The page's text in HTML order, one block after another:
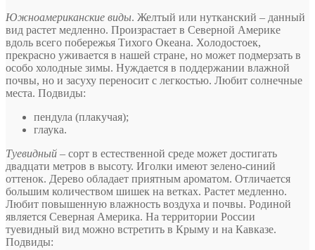
Южноамериканские виды. Желтый или нутканский – данный
вид растет медленно. Произрастает в Северной Америке
вдоль всего побережья Тихого Океана. Холодостоек,
прекрасно уживается в нашей стране, но может подмерзать в
особо холодные зимы. Нуждается в поддержании влажной
почвы, но и засуху переносит с легкостью. Любит солнечные
места. Подвиды:
пендула (плакучая);
глаука.
Туевидный – сорт в естественной среде может достигать
двадцати метров в высоту. Иголки имеют зелено-синий
оттенок. Дерево обладает приятным ароматом. Отличается
большим количеством шишек на ветках. Растет медленно.
Любит повышенную влажность воздуха и почвы. Родиной
является Северная Америка. На территории России
туевидный вид можно встретить в Крыму и на Кавказе.
Подвиды: